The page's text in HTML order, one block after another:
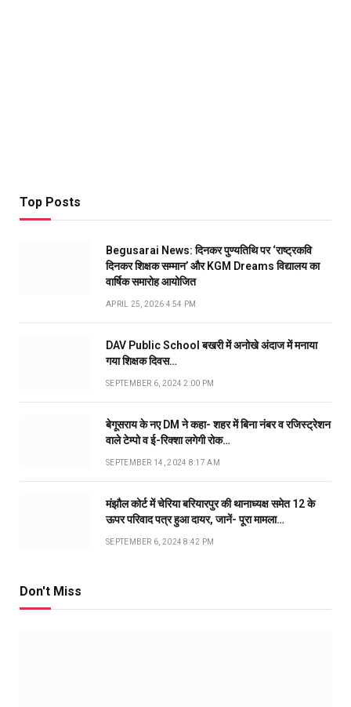
Top Posts
Begusarai News: दिनकर पुण्यतिथि पर ‘राष्ट्रकवि
दिनकर शिक्षक सम्मान’ और KGM Dreams विद्यालय का
वार्षिक समारोह आयोजित
APRIL 25, 2026 4:54 PM
DAV Public School बखरी में अनोखे अंदाज में मनाया
गया शिक्षक दिवस…
SEPTEMBER 6, 2024 2:00 PM
बेगूसराय के नए DM ने कहा- शहर में बिना नंबर व रजिस्ट्रेशन
वाले टेम्पो व ई-रिक्शा लगेगी रोक…
SEPTEMBER 14, 2024 8:17 AM
मंझौल कोर्ट में चेरिया बरियारपुर की थानाध्यक्ष समेत 12 के
ऊपर परिवाद पत्र हुआ दायर, जानें- पूरा मामला…
SEPTEMBER 6, 2024 8:42 PM
Don't Miss